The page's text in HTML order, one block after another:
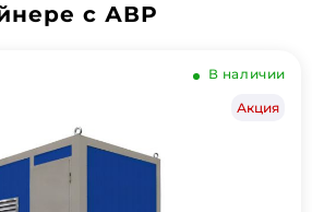
с АВР
Акция
В наличии